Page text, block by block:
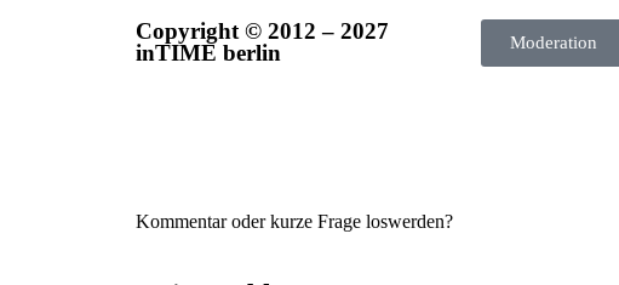
Copyright © 2012 – 2027
inTIME berlin
Moderation
Kommentar oder kurze Frage loswerden?